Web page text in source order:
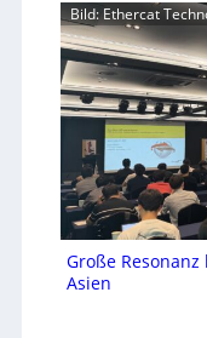
Bild: Ethercat
Große
Asien